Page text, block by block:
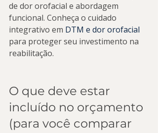
de dor orofacial e abordagem
funcional. Conheça o cuidado
integrativo em DTM e dor orofacial
para proteger seu investimento na
reabilitação.
O que deve estar
incluído no orçamento
(para você comparar